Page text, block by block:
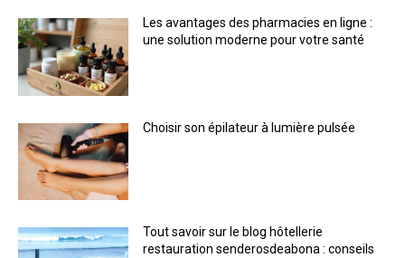
Les avantages des pharmacies en ligne :
une solution moderne pour votre santé
Choisir son épilateur à lumière pulsée
Tout savoir sur le blog hôtellerie
restauration senderosdeabona : conseils